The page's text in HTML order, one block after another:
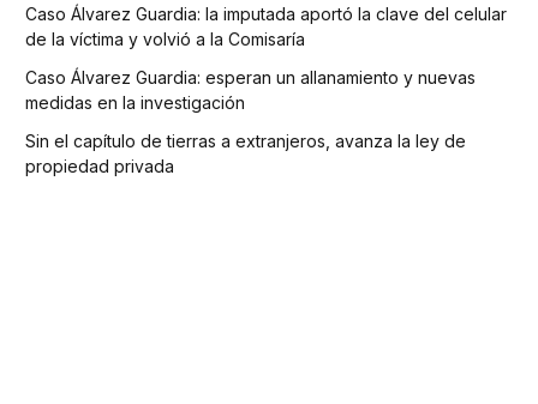
Caso Álvarez Guardia: la imputada aportó la clave del celular
de la víctima y volvió a la Comisaría
Caso Álvarez Guardia: esperan un allanamiento y nuevas
medidas en la investigación
Sin el capítulo de tierras a extranjeros, avanza la ley de
propiedad privada